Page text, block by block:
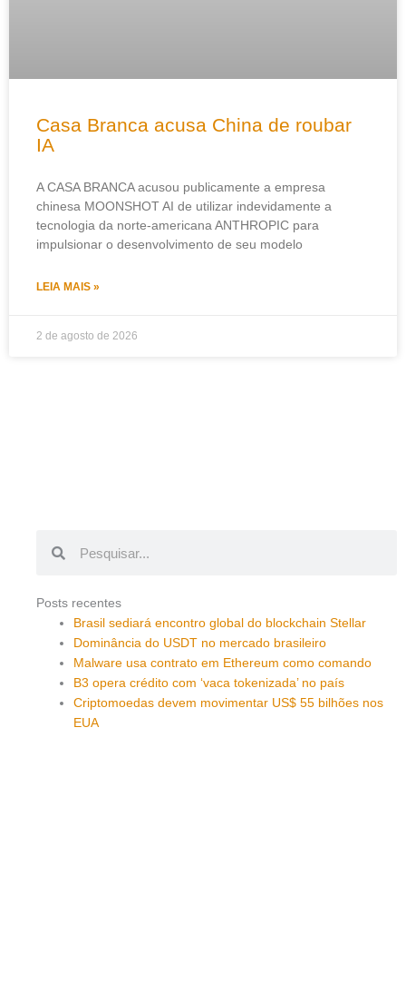
Casa Branca acusa China de roubar
IA
A CASA BRANCA acusou publicamente a empresa
chinesa MOONSHOT AI de utilizar indevidamente a
tecnologia da norte-americana ANTHROPIC para
impulsionar o desenvolvimento de seu modelo
LEIA MAIS »
2 de agosto de 2026
Posts recentes
Brasil sediará encontro global do blockchain Stellar
Dominância do USDT no mercado brasileiro
Malware usa contrato em Ethereum como comando
B3 opera crédito com ‘vaca tokenizada’ no país
Criptomoedas devem movimentar US$ 55 bilhões nos
EUA